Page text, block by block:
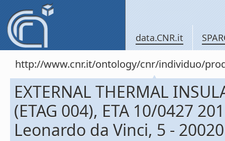
data.CNR.it
http://www.cnr.it/ontology/cnr/individuo/
EXTERNAL THERMAL
(ETAG 004), ETA 10/0427
Leonardo da Vinci, 5 -